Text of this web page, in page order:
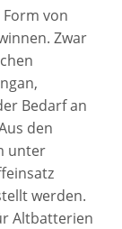
von
Zwar
Bedarf an
den
unter
werden.
Altbatterien